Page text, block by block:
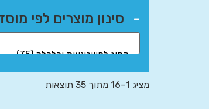
סינון מוצרים לפי -
מציג 1–16 מתוך 35 תוצאות